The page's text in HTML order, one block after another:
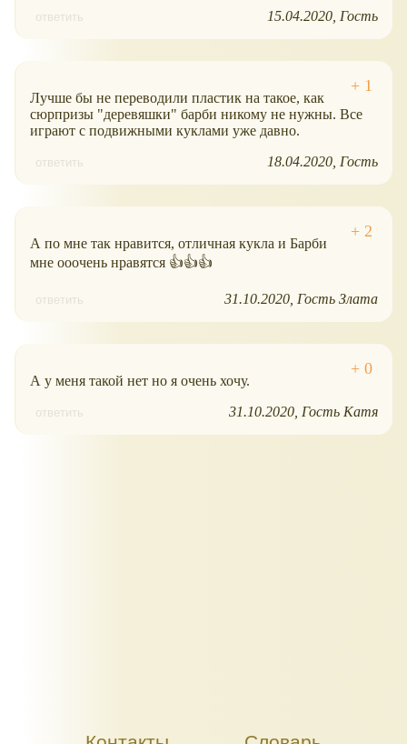
ответить 15.04.2020 Гость
Лучше бы не переводили пластик на такое, как
сюрпризы "деревяшки" барби никому не нужны. Все
играют с подвижными куклами уже давно.
ответить 18.04.2020 Гость
А по мне так нравится, отличная кукла и Барби
мне ооочень нравятся 👍👍👍
ответить 31.10.2020 Гость Злата
А у меня такой нет но я очень хочу.
ответить 31.10.2020 Гость Катя